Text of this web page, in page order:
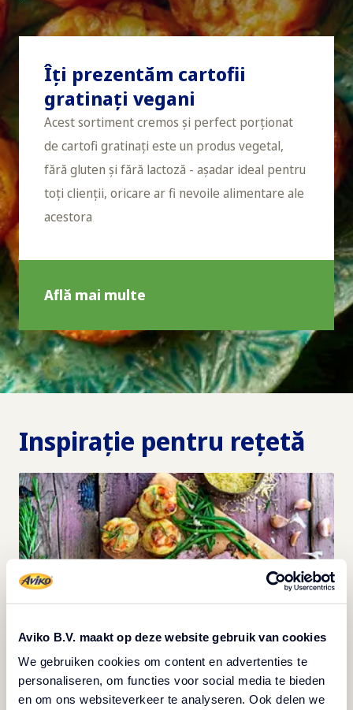
Aviko B.V. maakt op deze website gebruik van cookies
We gebruiken cookies om content en advertenties te
personaliseren, om functies voor social media te bieden
en om ons websiteverkeer te analyseren. Ook delen we
Îți prezentăm cartofii
gratinați vegani
Acest sortiment cremos și perfect porționat
de cartofi gratinați este un produs vegetal,
fără gluten și fără lactoză - așadar ideal pentru
toți clienții, oricare ar fi nevoile alimentare ale
acestora
Află mai multe
Inspirație pentru rețetă
Picior de miel cu rozmarin, usturoi și